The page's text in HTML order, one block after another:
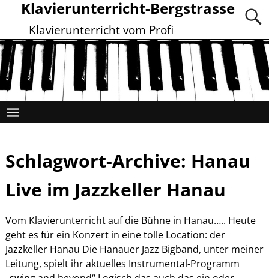
Klavierunterricht-Bergstrasse
Klavierunterricht vom Profi
Schlagwort-Archive: Hanau
Live im Jazzkeller Hanau
Vom Klavierunterricht auf die Bühne in Hanau….. Heute
geht es für ein Konzert in eine tolle Location: der
Jazzkeller Hanau Die Hanauer Jazz Bigband, unter meiner
Leitung, spielt ihr aktuelles Instrumental-Programm